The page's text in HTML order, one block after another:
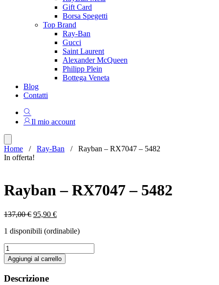
Gift Card
Borsa Spegetti
Top Brand
Ray-Ban
Gucci
Saint Laurent
Alexander McQueen
Philipp Plein
Bottega Veneta
Blog
Contatti
Il mio account
Home / Ray-Ban / Rayban – RX7047 – 5482
In offerta!
Rayban – RX7047 – 5482
137,00€ Il
originale
95,90 €Il
attuale
1 disponibili (ordinabile)
Rayban
-
RX7047
-
5482
Aggiungi al carrello
Descrizione